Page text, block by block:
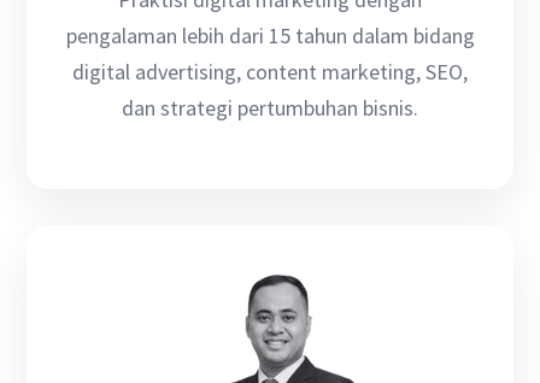
pengalaman lebih dari 15 tahun dalam bidang
digital advertising, content marketing, SEO,
dan strategi pertumbuhan bisnis.